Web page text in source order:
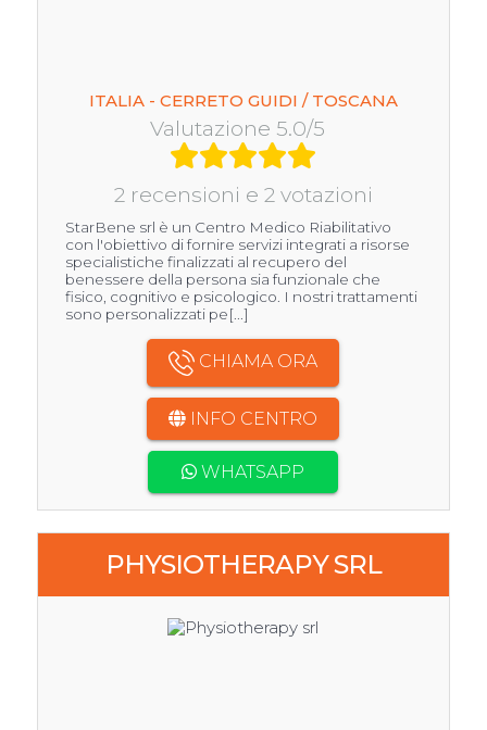
ITALIA - CERRETO GUIDI / TOSCANA
Valutazione 5.0/5
2 recensioni e 2 votazioni
StarBene srl è un Centro Medico Riabilitativo
con l'obiettivo di fornire servizi integrati a risorse
specialistiche finalizzati al recupero del
benessere della persona sia funzionale che
fisico, cognitivo e psicologico. I nostri trattamenti
sono personalizzati pe[...]
CHIAMA ORA
INFO CENTRO
WHATSAPP
PHYSIOTHERAPY SRL